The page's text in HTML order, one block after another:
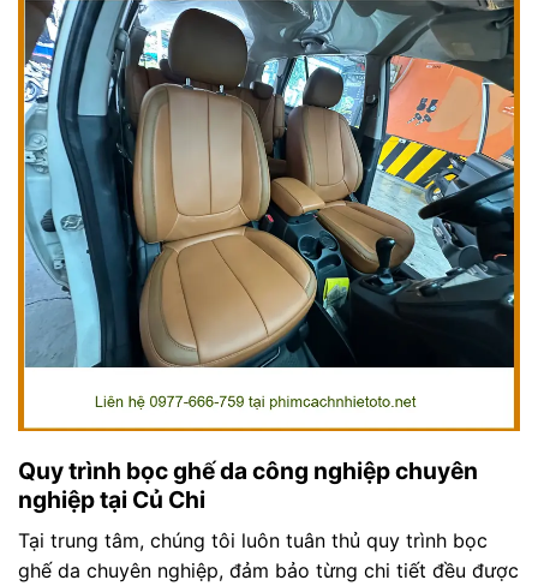
Quy trình bọc ghế da công nghiệp chuyên
nghiệp tại Củ Chi
Tại trung tâm, chúng tôi luôn tuân thủ quy trình bọc
ghế da chuyên nghiệp, đảm bảo từng chi tiết đều được